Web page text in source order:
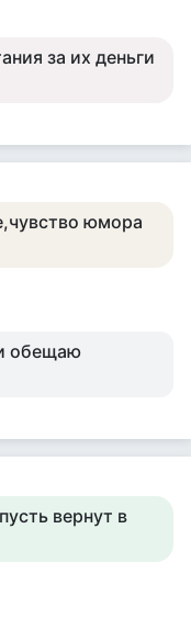
за их деньги
юмора
обещаю
вернут в